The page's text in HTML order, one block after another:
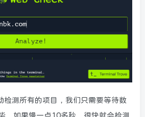
检测所有的项目，我们只需要等待数
，如果慢一点10多秒，很快就会检测